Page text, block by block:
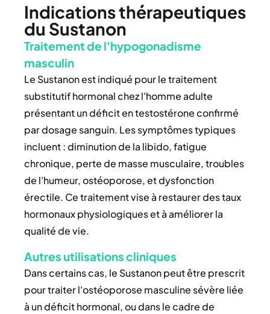
Indications thérapeutiques
du Sustanon
Traitement de l'hypogonadisme
masculin
Le Sustanon est indiqué pour le traitement
substitutif hormonal chez l'homme adulte
présentant un déficit en testostérone confirmé
par dosage sanguin. Les symptômes typiques
incluent : diminution de la libido, fatigue
chronique, perte de masse musculaire, troubles
de l'humeur, ostéoporose, et dysfonction
érectile. Ce traitement vise à restaurer des taux
hormonaux physiologiques et à améliorer la
qualité de vie.
Autres utilisations cliniques
Dans certains cas, le Sustanon peut être prescrit
pour traiter l'ostéoporose masculine sévère liée
à un déficit hormonal, ou dans le cadre de